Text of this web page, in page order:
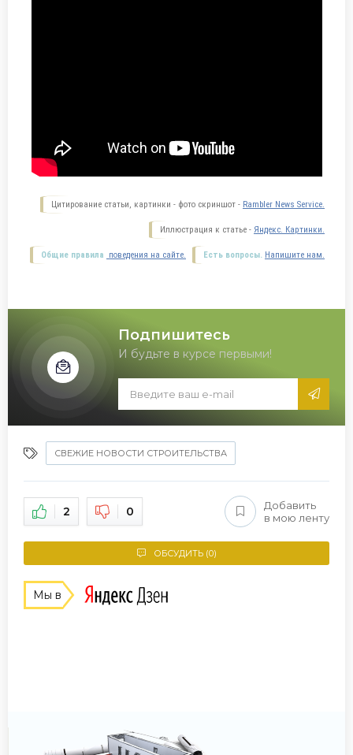
Цитирование статьи, картинки - фото скриншот - Rambler News Service.
Иллюстрация к статье - Яндекс. Картинки.
Есть вопросы. Напишите нам.
Общие правила поведения на сайте.
Подпишитесь
И будьте в курсе первыми!
СВЕЖИЕ НОВОСТИ СТРОИТЕЛЬСТВА
2 0
Добавить
в мою ленту
ОБСУДИТЬ (0)
Мы в